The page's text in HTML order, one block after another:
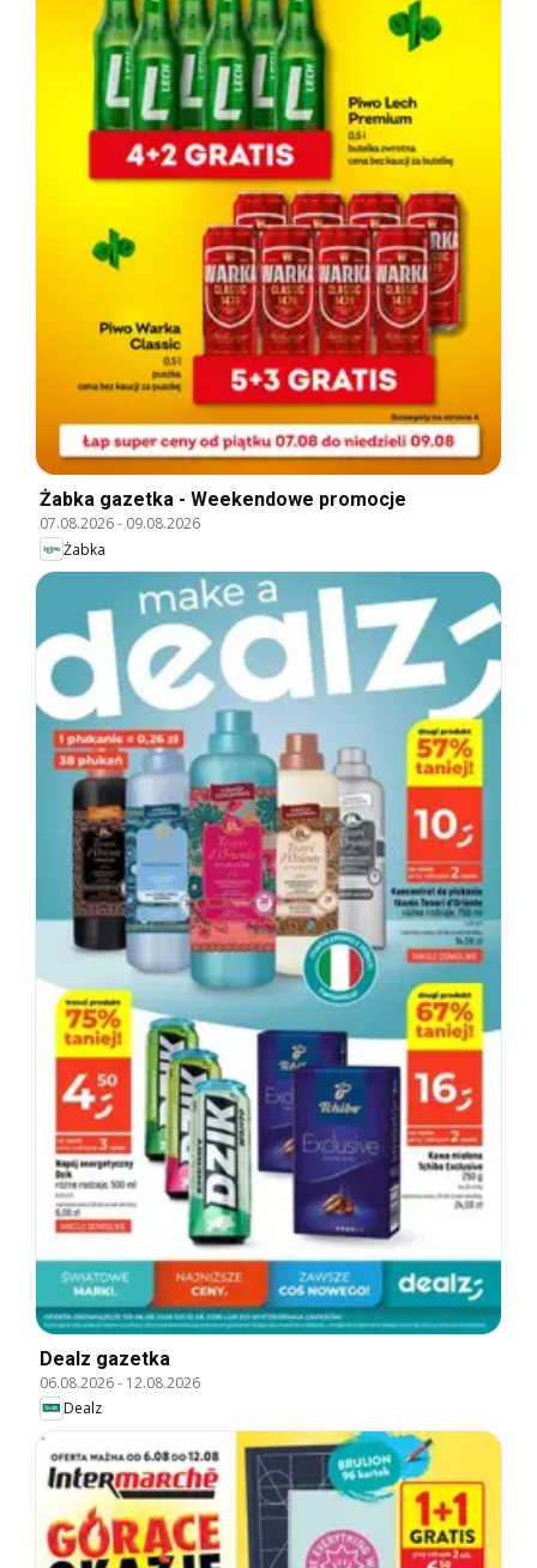
Żabka gazetka - Weekendowe promocje
07.08.2026- 09.08.2026
Żabka
Dealz gazetka
06.08.2026- 12.08.2026
Dealz